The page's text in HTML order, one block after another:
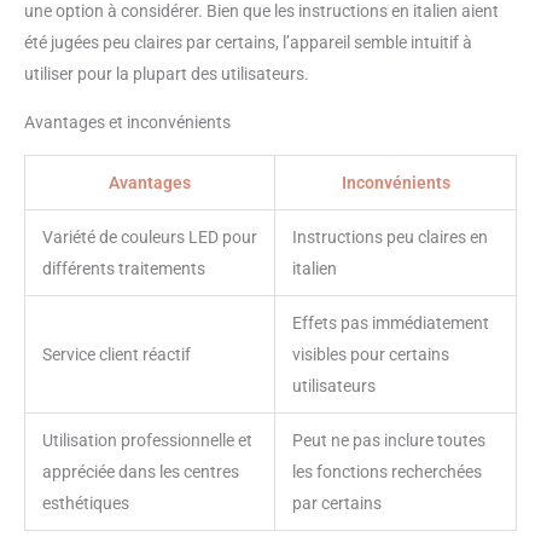
une option à considérer. Bien que les instructions en italien aient
été jugées peu claires par certains, l’appareil semble intuitif à
utiliser pour la plupart des utilisateurs.
Avantages et inconvénients
Avantages Inconvénients
Variété de couleurs LED pour
différents traitements
Instructions peu claires en
italien
Service client réactif
Effets pas immédiatement
visibles pour certains
utilisateurs
Utilisation professionnelle et
appréciée dans les centres
esthétiques
Peut ne pas inclure toutes
les fonctions recherchées
par certains